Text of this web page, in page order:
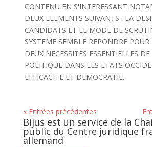
CONTENU EN S'INTERESSANT
DEUX ELEMENTS SUIVANTS : LA
CANDIDATS ET LE MODE DE
SYSTEME SEMBLE REPONDRE
DEUX NECESSITES ESSENTIELLES
POLITIQUE DANS LES ETATS
EFFICACITE ET DEMOCRATIE.
« Entrées précédentes
Bijus est un service de la
public du Centre juridique
allemand